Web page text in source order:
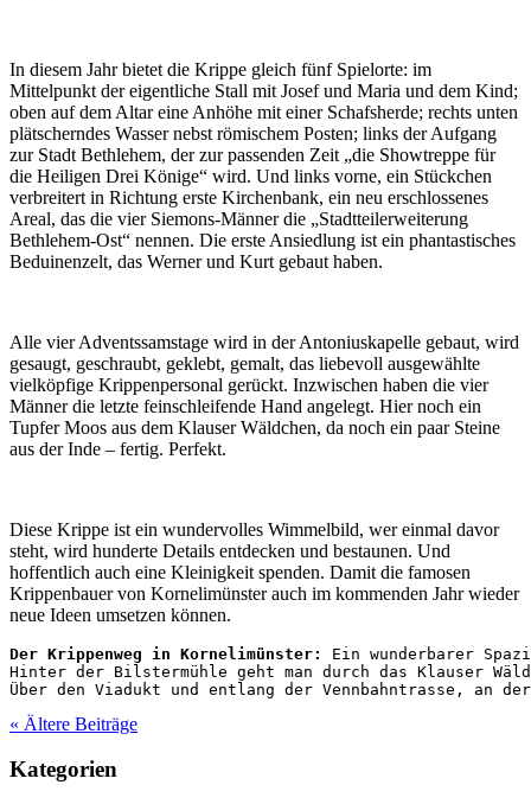
In diesem Jahr bietet die Krippe gleich fünf Spielorte: im
Mittelpunkt der eigentliche Stall mit Josef und Maria und dem Kind;
oben auf dem Altar eine Anhöhe mit einer Schafsherde; rechts unten
plätscherndes Wasser nebst römischem Posten; links der Aufgang
zur Stadt Bethlehem, der zur passenden Zeit „die Showtreppe für
die Heiligen Drei Könige“ wird. Und links vorne, ein Stückchen
verbreitert in Richtung erste Kirchenbank, ein neu erschlossenes
Areal, das die vier Siemons-Männer die „Stadtteilerweiterung
Bethlehem-Ost“ nennen. Die erste Ansiedlung ist ein phantastisches
Beduinenzelt, das Werner und Kurt gebaut haben.
Alle vier Adventssamstage wird in der Antoniuskapelle gebaut, wird
gesaugt, geschraubt, geklebt, gemalt, das liebevoll ausgewählte
vielköpfige Krippenpersonal gerückt. Inzwischen haben die vier
Männer die letzte feinschleifende Hand angelegt. Hier noch ein
Tupfer Moos aus dem Klauser Wäldchen, da noch ein paar Steine
aus der Inde – fertig. Perfekt.
Diese Krippe ist ein wundervolles Wimmelbild, wer einmal davor
steht, wird hunderte Details entdecken und bestaunen. Und
hoffentlich auch eine Kleinigkeit spenden. Damit die famosen
Krippenbauer von Kornelimünster auch im kommenden Jahr wieder
neue Ideen umsetzen können.
Der Krippenweg in Kornelimünster:
Ein wunderbarer
Hinter der Bilstermühle geht man durch das Klauser
Über den Viadukt und entlang der Vennbahntrasse, an
« Ältere Beiträge
Kategorien